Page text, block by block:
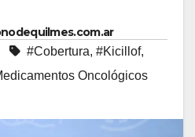
#Cobertura, #Kicillof,
Oncológicos